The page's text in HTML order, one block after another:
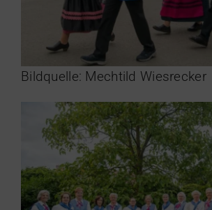
Bildquelle: Mechtild Wiesrecker